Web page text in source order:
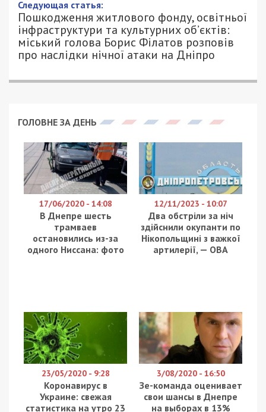
Следующая статья:
Пошкодження житлового фонду, освітньої
інфраструктури та культурних об’єктів:
міський голова Борис Філатов розповів
про наслідки нічної атаки на Дніпро
ГОЛОВНЕ ЗА ДЕНЬ
17/06/2020 - 14:08
В Днепре шесть
трамваев
остановились из-за
одного Ниссана: фото
12/11/2023 - 10:07
Два обстріли за ніч
здійснили окупанти по
Нікопольщині з важкої
артилерії, — ОВА
23/05/2020 - 9:28
Коронавирус в
Украине: свежая
статистика на утро 23
3/08/2020 - 16:50
Зе-команда оценивает
свои шансы в Днепре
на выборах в 13%